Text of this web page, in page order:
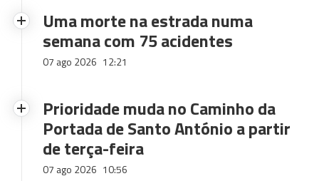
Uma morte na estrada numa
semana com 75 acidentes
07 ago 2026 12:21
Prioridade muda no Caminho da
Portada de Santo António a partir
de terça-feira
07 ago 2026 10:56